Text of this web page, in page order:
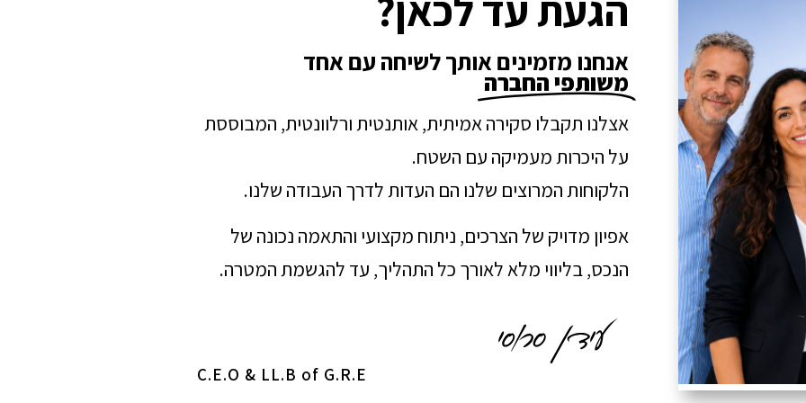
אנחנו מזמינים אותך לשיחה עם אחד
משותפי החברה
אצלנו תקבלו סקירה אמיתית, אותנטית ורלוונטית, המבוססת
על היכרות מעמיקה עם השטח.
הלקוחות המרוצים שלנו הם העדות לדרך העבודה שלנו.
אפיון מדויק של הצרכים, ניתוח מקצועי והתאמה נכונה של
הנכס, בליווי מלא לאורך כל התהליך, עד להגשמת המטרה.
C.E.O & LL.B of G.R.E